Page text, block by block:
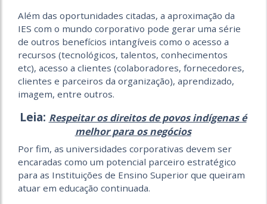
Além das oportunidades citadas, a aproximação da
IES com o mundo corporativo pode gerar uma série
de outros benefícios intangíveis como o acesso a
recursos (tecnológicos, talentos, conhecimentos
etc), acesso a clientes (colaboradores, fornecedores,
clientes e parceiros da organização), aprendizado,
imagem, entre outros.
Leia: Respeitar os direitos de povos indígenas é
melhor para os negócios
Por fim, as universidades corporativas devem ser
encaradas como um potencial parceiro estratégico
para as Instituições de Ensino Superior que queiram
atuar em educação continuada.